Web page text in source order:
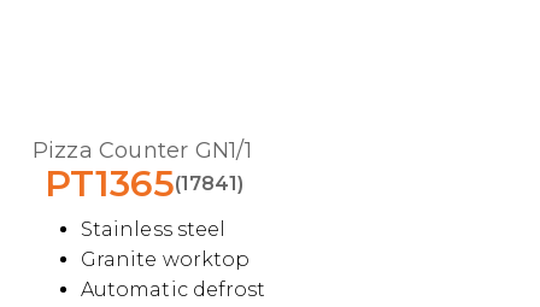
Pizza Counter GN1/1
PT1365(17841)
Stainless steel
Granite worktop
Automatic defrost